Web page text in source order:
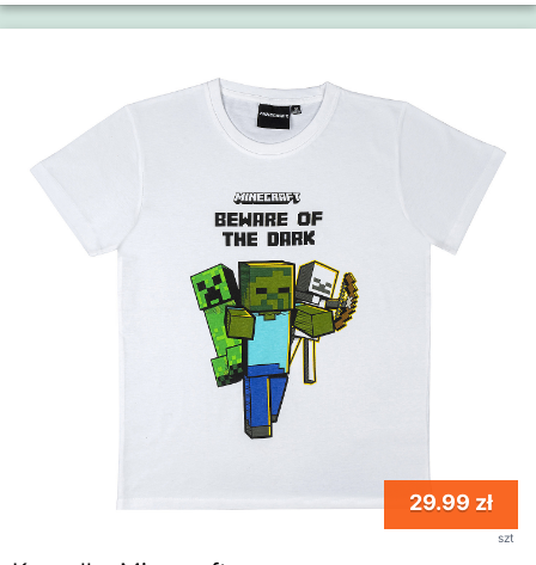
29.99 zł
szt